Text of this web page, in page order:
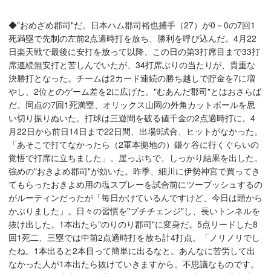
◆"おめざめ郡司"だ。日本ハム郡司裕也捕手（27）が0－0の7回1
死満塁で先制の左前2点適時打を放ち、勝利を呼び込んだ。4月22
日楽天戦で最後に安打を放って以降、この日の第3打席目まで33打
席連続無安打と苦しんでいたが、34打席ぶりの当たりが、貴重な
決勝打となった。チームは2カード連続の勝ち越しで貯金を7に増
やし、2位とのゲーム差を2に広げた。"むあんだ郡司"とはおさらば
だ。同点の7回1死満塁、オリックス山岡の外角カットボールを思
い切り振りぬいた。打球は三遊間を破る値千金の2点適時打に。4
月22日から前日14日まで22日間、出場9試合、ヒットがなかった。
「あそこで打てなかったら（2軍本拠地の）鎌ケ谷に行くぐらいの
覚悟で打席に立ちました」。崖っぷちで、しっかり結果を出した。
強めの"おきよめ郡司"が効いた。昨季、細川に伊勢神宮で買ってき
てもらったおきよめ用の塩スプレーを試合前にツープッシュするの
がルーティンだったが「毎日かけているんですけど、今日は頭から
かぶりました」。日々の習慣を"プチチェンジ"し、長いトンネルを
抜け出した。1本出たら"のりのり郡司"に変身だ。5点リードした8
回1死二、三塁では中前2点適時打を放ち計4打点。「ノリノリでし
たね。1本出ると2本目って簡単に出るなと。あんなに苦労して出
なかった人が1本出たら抜けていきますから。不思議なものです。